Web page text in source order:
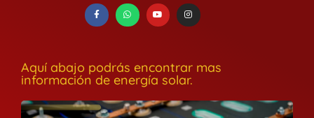
Aquí abajo podrás encontrar mas
información de energía solar.